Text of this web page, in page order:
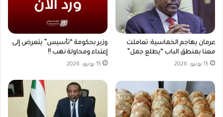
عرمان يهاجم الخماسية: تعاملت
معنا بمنطق الباب “يطلع جمل”
15 يونيو، 2026
وزير بحكومة “تأسيس” يتعرض إلى
إعتداء ومحاولة نهب !!
15 يونيو، 2026